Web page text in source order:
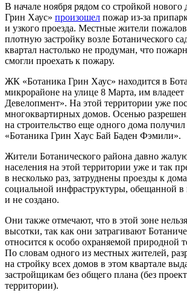
В начале ноября рядом со стройкой нового
Грин Хаус» произошел пожар из-за
и узкого проезда. Местные жители
плотную застройку возле Ботанического
квартал настолько не продуман, что
смогли проехать к пожару.
ЖК «Ботаника Грин Хаус» находится в
микрорайоне на улице 8 Марта, им владеет
Девелопмент». На этой территории уже
многоквартирных домов. Осенью
на строительство еще одного дома
«Ботаника Грин Хаус Бай Баден Фэмили».
Жители Ботанического района давно
населения на этой территории уже и так
в несколько раз, затруднены проезды к
социальной инфраструктуры, обещанной в
и не создано.
Они также отмечают, что в этой зоне
высотки, так как они затрагивают
относится к особо охраняемой природной
По словам одного из местных жителей,
на стройку всех домов в этом квартале
застройщикам без общего плана (без
территории).